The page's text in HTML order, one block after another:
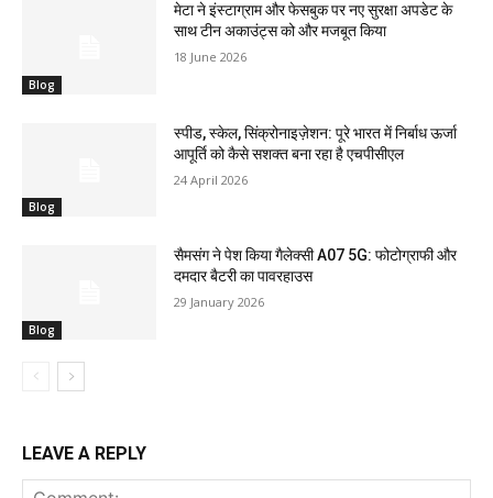
Blog
मेटा ने इंस्टाग्राम और फेसबुक पर नए सुरक्षा अपडेट के
साथ टीन अकाउंट्स को और मजबूत किया
18 June 2026
Blog
स्पीड, स्केल, सिंक्रोनाइज़ेशन: पूरे भारत में निर्बाध ऊर्जा
आपूर्ति को कैसे सशक्त बना रहा है एचपीसीएल
24 April 2026
Blog
सैमसंग ने पेश किया गैलेक्सी A07 5G: फोटोग्राफी और
दमदार बैटरी का पावरहाउस
29 January 2026
LEAVE A REPLY